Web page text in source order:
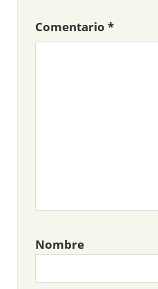
Comentario *
Nombre